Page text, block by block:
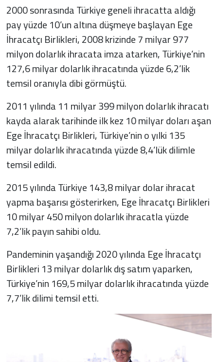
2000 sonrasında Türkiye geneli ihracatta aldığı
pay yüzde 10’un altına düşmeye başlayan Ege
İhracatçı Birlikleri, 2008 krizinde 7 milyar 977
milyon dolarlık ihracata imza atarken, Türkiye’nin
127,6 milyar dolarlık ihracatında yüzde 6,2’lik
temsil oranıyla dibi görmüştü.
2011 yılında 11 milyar 399 milyon dolarlık ihracatı
kayda alarak tarihinde ilk kez 10 milyar doları aşan
Ege İhracatçı Birlikleri, Türkiye’nin o yılki 135
milyar dolarlık ihracatında yüzde 8,4’lük dilimle
temsil edildi.
2015 yılında Türkiye 143,8 milyar dolar ihracat
yapma başarısı gösterirken, Ege İhracatçı Birlikleri
10 milyar 450 milyon dolarlık ihracatla yüzde
7,2’lik payın sahibi oldu.
Pandeminin yaşandığı 2020 yılında Ege İhracatçı
Birlikleri 13 milyar dolarlık dış satım yaparken,
Türkiye’nin 169,5 milyar dolarlık ihracatında yüzde
7,7’lik dilimi temsil etti.